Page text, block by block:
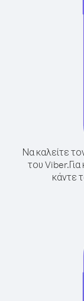
Να καλείτε
του Viber.
κάντε